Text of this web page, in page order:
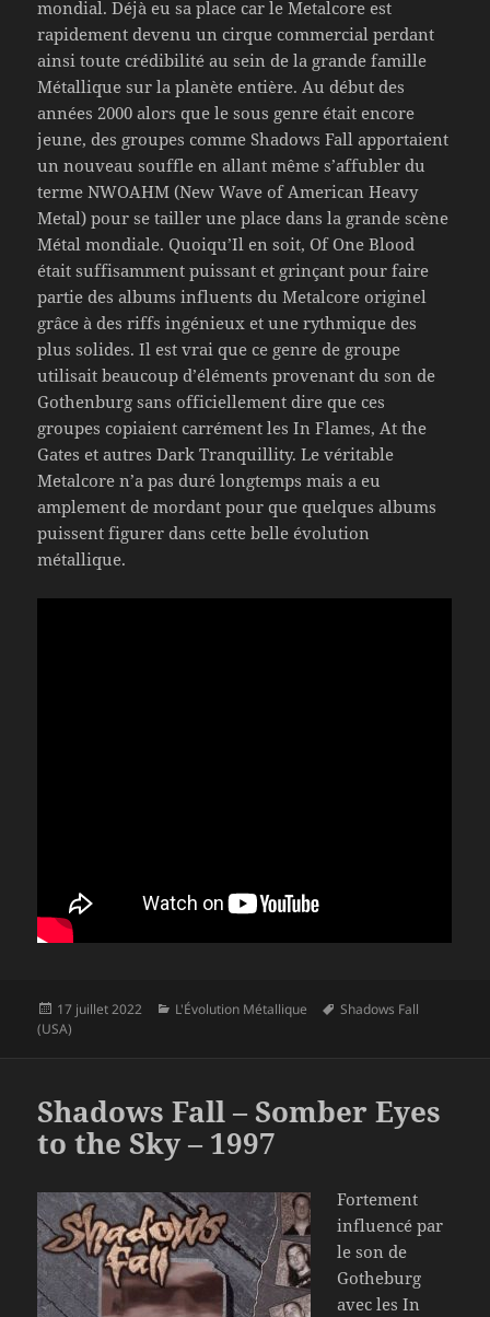
mondial. Déjà eu sa place car le Metalcore est
rapidement devenu un cirque commercial perdant
ainsi toute crédibilité au sein de la grande famille
Métallique sur la planète entière. Au début des
années 2000 alors que le sous genre était encore
jeune, des groupes comme Shadows Fall apportaient
un nouveau souffle en allant même s’affubler du
terme NWOAHM (New Wave of American Heavy
Metal) pour se tailler une place dans la grande scène
Métal mondiale. Quoiqu’Il en soit, Of One Blood
était suffisamment puissant et grinçant pour faire
partie des albums influents du Metalcore originel
grâce à des riffs ingénieux et une rythmique des
plus solides. Il est vrai que ce genre de groupe
utilisait beaucoup d’éléments provenant du son de
Gothenburg sans officiellement dire que ces
groupes copiaient carrément les In Flames, At the
Gates et autres Dark Tranquillity. Le véritable
Metalcore n’a pas duré longtemps mais a eu
amplement de mordant pour que quelques albums
puissent figurer dans cette belle évolution
métallique.
Publié
le
17 juillet 2022 Catégories
L'Évolution Métallique
Mots-
Shadows Fall
(USA)
Shadows Fall – Somber Eyes
to the Sky – 1997
Fortement
influencé par
le son de
Gotheburg
avec les In